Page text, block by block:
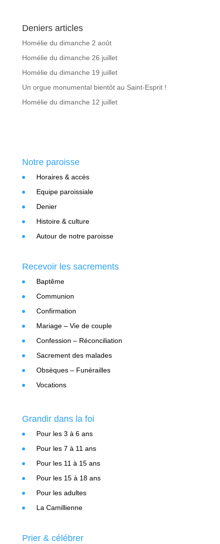
Deniers articles
Homélie du dimanche 2 août
Homélie du dimanche 26 juillet
Homélie du dimanche 19 juillet
Un orgue monumental bientôt au Saint-Esprit !
Homélie du dimanche 12 juillet
Notre paroisse
Horaires & accès
Equipe paroissiale
Denier
Histoire & culture
Autour de notre paroisse
Recevoir les sacrements
Baptême
Communion
Confirmation
Mariage – Vie de couple
Confession – Réconciliation
Sacrement des malades
Obsèques – Funérailles
Vocations
Grandir dans la foi
Pour les 3 à 6 ans
Pour les 7 à 11 ans
Pour les 11 à 15 ans
Pour les 15 à 18 ans
Pour les adultes
La Camillienne
Prier & célébrer